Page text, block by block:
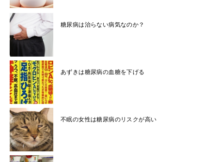
糖尿病は治らない病気なのか？
あずきは糖尿病の血糖を下げる
不眠の女性は糖尿病のリスクが高い